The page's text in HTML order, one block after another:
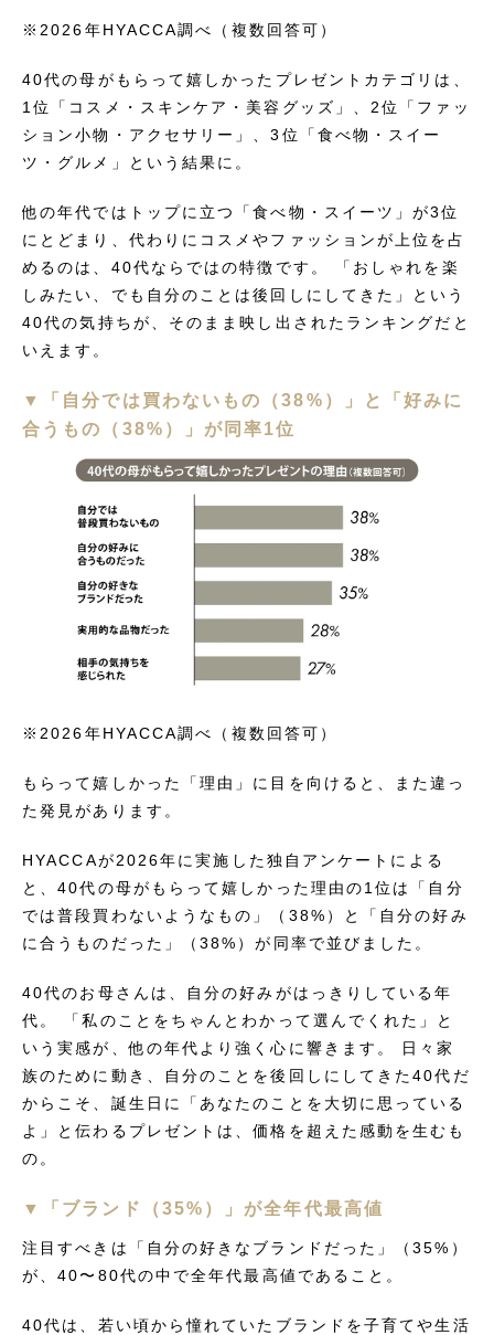
※2026年HYACCA調べ（複数回答可）
40代の母がもらって嬉しかったプレゼントカテゴリは、
1位「コスメ・スキンケア・美容グッズ」、2位「ファッ
ション小物・アクセサリー」、3位「食べ物・スイー
ツ・グルメ」という結果に。
他の年代ではトップに立つ「食べ物・スイーツ」が3位
にとどまり、代わりにコスメやファッションが上位を占
めるのは、40代ならではの特徴です。 「おしゃれを楽
しみたい、でも自分のことは後回しにしてきた」という
40代の気持ちが、そのまま映し出されたランキングだと
いえます。
▼「自分では買わないもの（38%）」と「好みに
合うもの（38%）」が同率1位
※2026年HYACCA調べ（複数回答可）
もらって嬉しかった「理由」に目を向けると、また違っ
た発見があります。
HYACCAが2026年に実施した独自アンケートによる
と、40代の母がもらって嬉しかった理由の1位は「自分
では普段買わないようなもの」（38%）と「自分の好み
に合うものだった」（38%）が同率で並びました。
40代のお母さんは、自分の好みがはっきりしている年
代。 「私のことをちゃんとわかって選んでくれた」と
いう実感が、他の年代より強く心に響きます。 日々家
族のために動き、自分のことを後回しにしてきた40代だ
からこそ、誕生日に「あなたのことを大切に思っている
よ」と伝わるプレゼントは、価格を超えた感動を生むも
の。
▼「ブランド（35%）」が全年代最高値
注目すべきは「自分の好きなブランドだった」（35%）
が、40〜80代の中で全年代最高値であること。
40代は、若い頃から憧れていたブランドを子育てや生活